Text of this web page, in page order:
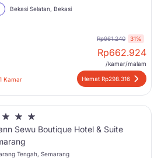
Bekasi Selatan, Bekasi
Rp961.240 31%
Rp662.924
/kamar/malam
Kamar Hemat Rp298.316
Sewu Boutique Hotel & Suite
Tengah, Semarang